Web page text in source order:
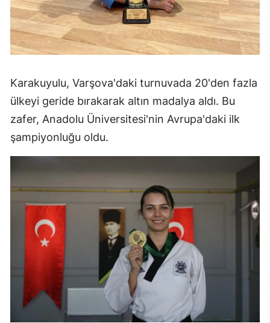
Karakuyulu, Varşova'daki turnuvada 20'den fazla
ülkeyi geride bırakarak altın madalya aldı. Bu
zafer, Anadolu Üniversitesi'nin Avrupa'daki ilk
şampiyonluğu oldu.